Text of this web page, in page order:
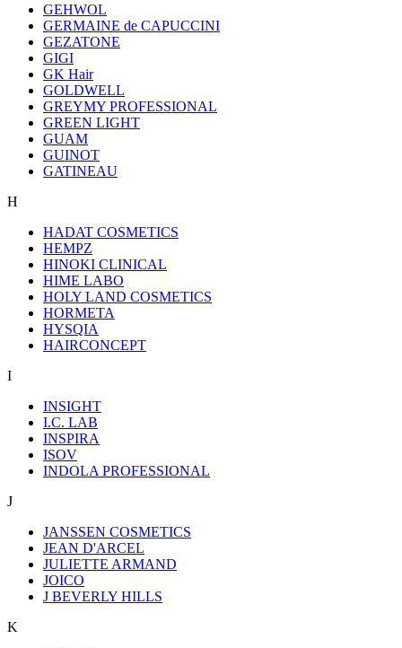
GEHWOL
GERMAINE de CAPUCCINI
GEZATONE
GIGI
GK Hair
GOLDWELL
GREYMY PROFESSIONAL
GREEN LIGHT
GUAM
GUINOT
GATINEAU
H
HADAT COSMETICS
HEMPZ
HINOKI CLINICAL
HIME LABO
HOLY LAND COSMETICS
HORMETA
HYSQIA
HAIRCONCEPT
I
INSIGHT
I.C. LAB
INSPIRA
ISOV
INDOLA PROFESSIONAL
J
JANSSEN COSMETICS
JEAN D'ARCEL
JULIETTE ARMAND
JOICO
J BEVERLY HILLS
K